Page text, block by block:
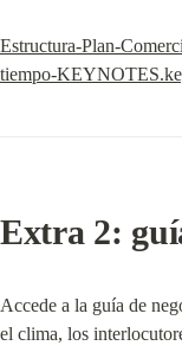
Estructura-Plan-
tiempo-
Extra 2:
Accede a la guía de
el clima, los